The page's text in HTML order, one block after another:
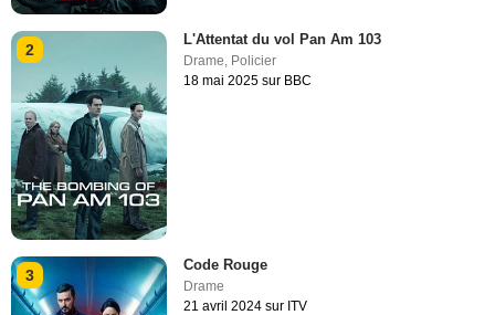
2
L'Attentat du vol Pan Am 103
Drame, Policier
18 mai 2025 sur BBC
3
Code Rouge
Drame
21 avril 2024 sur ITV